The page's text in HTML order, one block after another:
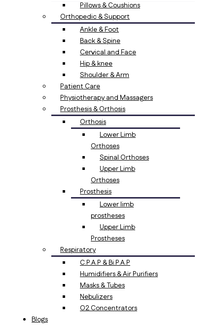
Pillows & Coushions
Orthopedic & Support
Ankle & Foot
Back & Spine
Cervical and Face
Hip & knee
Shoulder & Arm
Patient Care
Physiotherapy and Massagers
Prosthesis & Orthosis
Orthosis
Lower Limb
Orthoses
Spinal Orthoses
Upper Limb
Orthoses
Prosthesis
Lower limb
prostheses
Upper Limb
Prostheses
Respiratory
C.P.A.P & Bi.P.A.P
Humidifiers & Air Purifiers
Masks & Tubes
Nebulizers
O2 Concentrators
Blogs